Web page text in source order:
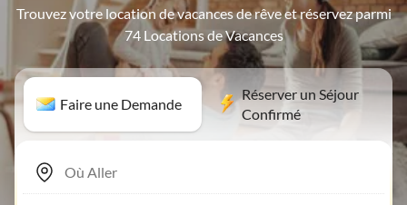
Trouvez votre location de vacances de rêve et réservez parmi
74 Locations de Vacances
Faire une Demande
Réserver un Séjour
Confirmé